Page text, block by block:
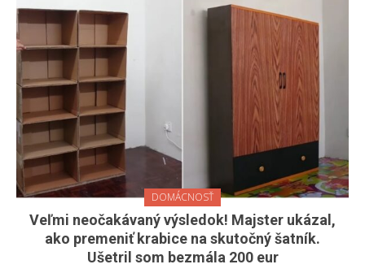
DOMÁCNOSŤ
Veľmi neočakávaný výsledok! Majster ukázal,
ako premeniť krabice na skutočný šatník.
Ušetril som bezmála 200 eur